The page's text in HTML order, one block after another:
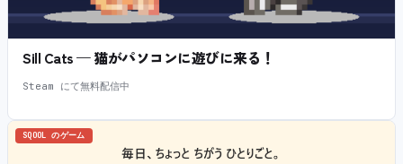
Sill Cats — 猫がパソコンに遊びに来る！
Steam にて無料配信中
SQOOL のゲーム